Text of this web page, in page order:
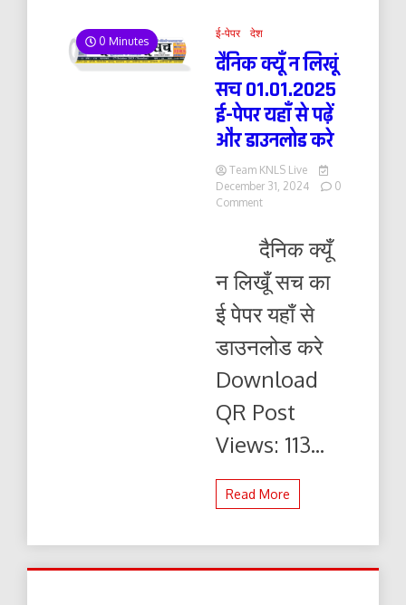
0 Minutes
ई-पेपर देश
दैनिक क्यूँ न लिखूं
सच 01.01.2025
ई-पेपर यहाँ से पढ़ें
और डाउनलोड करे
Team KNLS Live
December 31, 2024
0
Commenton
क्यूँ
न
सच
01.01.2025
ई-
पेपर
यहाँ
पढ़ें
डाउनलोड
दैनिक क्यूँ
न लिखूँ सच का
ई पेपर यहाँ से
डाउनलोड करे
Download
QR Post
Views: 113...
Read More